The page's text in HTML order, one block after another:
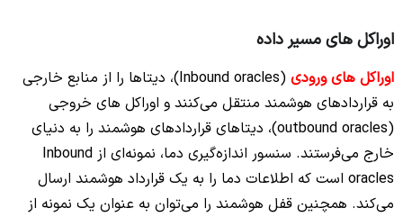
اوراکل های مسیر داده
اوراکل های ورودی
(Inbound oracles)، دیتاها را از منابع خارجی
به قراردادهای هوشمند منتقل می‌کنند و اوراکل های خروجی
(outbound oracles)، دیتاهای قراردادهای هوشمند را به دنیای
خارج می‌فرستند.
سنسور اندازه‌گیری دما، نمونه‌ای از Inbound
oracles است که اطلاعات دما را به یک قرارداد هوشمند ارسال
می‌کند. همچنین قفل هوشمند را می‌توان به عنوان یک نمونه از